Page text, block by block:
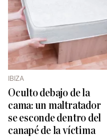
IBIZA
Oculto debajo de la
cama: un maltratador
se esconde dentro del
canapé de la víctima